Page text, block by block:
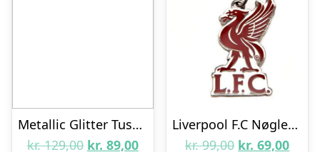
Metallic Glitter Tusser – 12 stk.
kr.129,00 Den
kr. 89,00Den
Liverpool F.C Nøglering
kr.99,00 Den
kr. 69,00Den